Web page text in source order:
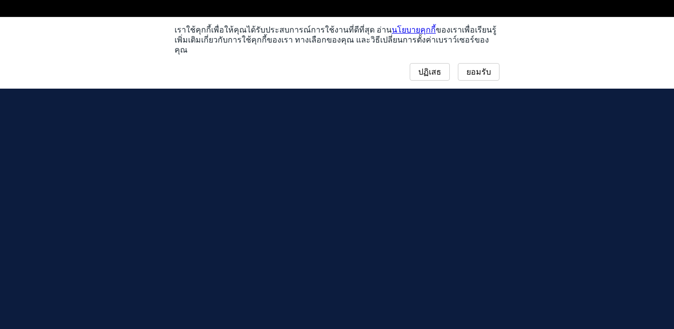
เราใช้คุกกี้เพื่อให้คุณได้รับประสบการณ์การใช้งานที่ดีที่สุด อ่านนโยบายคุกกี้ของเราเพื่อเรียนรู้
เพิ่มเติมเกี่ยวกับการใช้คุกกี้ของเรา ทางเลือกของคุณ และวิธีเปลี่ยนการตั้งค่าเบราว์เซอร์ของ
คุณ
ยอมรับ
ปฏิเสธ